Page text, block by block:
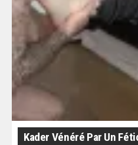
Kader Vénéré Par Un